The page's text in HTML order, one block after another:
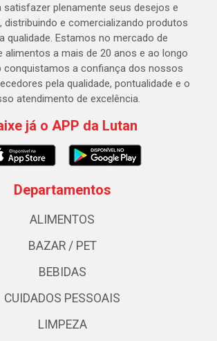
satisfazer plenamente seus desejos e
distribuindo e comercializando produtos
qualidade. Estamos no mercado de
alimentos a mais de 20 anos e ao longo
conquistamos a confiança dos nossos
pela qualidade, pontualidade e o
atendimento de excelência.
já o APP da Lutan
Departamentos
ALIMENTOS
BAZAR / PET
BEBIDAS
CUIDADOS PESSOAIS
LIMPEZA